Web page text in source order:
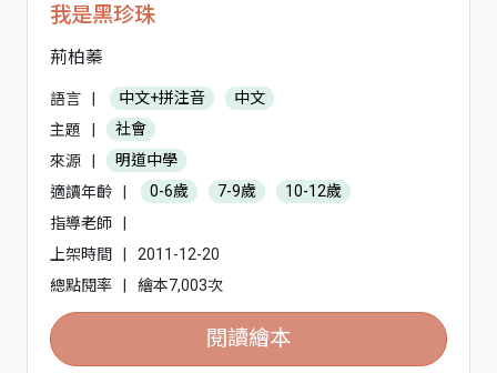
我是黑珍珠
荊柏蓁
語言 | 中文+拼注音
中文
主題
|
社會
來源
|
明道中學
適讀年齡
| 0-6歲 7-9歲
10-12歲
指導老師
|
上架時間
|
2011-12-20
總點閱率
| 繪本7,003次
閱讀繪本